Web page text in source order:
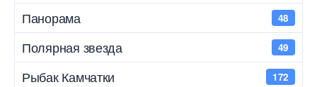
Панорама 48
Полярная звезда 49
Рыбак Камчатки 172